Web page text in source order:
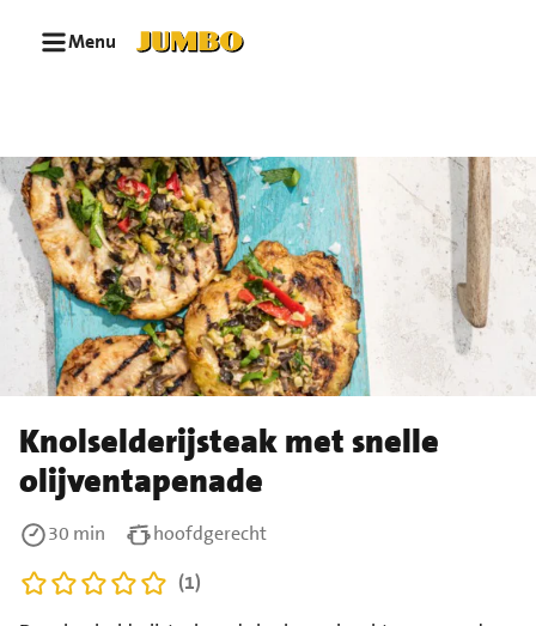
Menu
Knolselderijsteak met snelle
olijventapenade
30 min
hoofdgerecht
(1)